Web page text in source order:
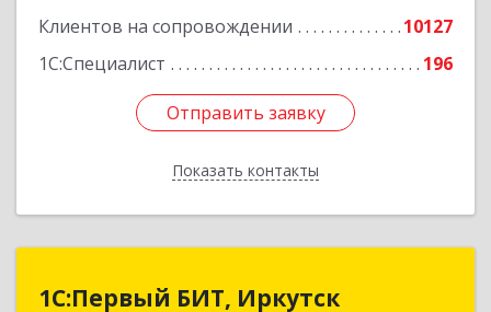
Клиентов на сопровождении
10127
1С:Специалист
196
Отправить заявку
Показать контакты
Отправить заявку
Назад
1С:Первый БИТ, Иркутск
1С:Первый БИТ, Иркутск